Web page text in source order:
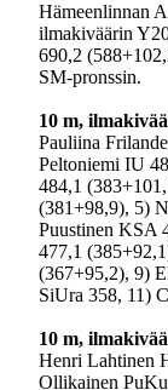
Hämeenlinnan
ilmakiväärin
690,2
SM-pronssin.
10 m,
Pauliina
Peltoniemi IU
484,1
(381+98,9), 5)
Puustinen KSA
477,1
(367+95,2), 9)
SiUra 358, 11)
10 m,
Henri Lahtinen
Ollikainen